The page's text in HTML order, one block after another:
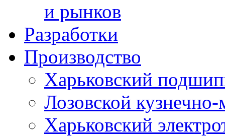
и рынков
Разработки
Производство
Харьковский
Лозовской
Харьковский